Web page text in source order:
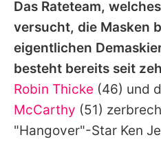
Das Rateteam,
versucht, die Masken
eigentlichen
besteht bereits seit
Robin Thicke (46) und
McCarthy (51)
"Hangover"-Star Ken